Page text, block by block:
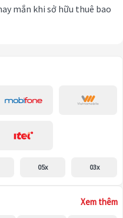
mắn khi sở hữu thuê bao
05x 03x
Xem thêm